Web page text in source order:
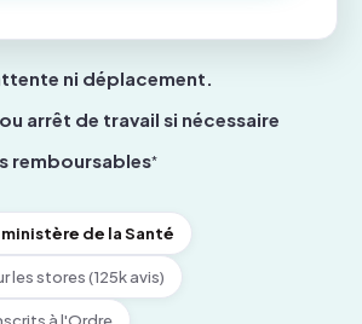
ni déplacement.
arrêt de travail si nécessaire
remboursables*
de la Santé
les stores (125k avis)
à l'Ordre